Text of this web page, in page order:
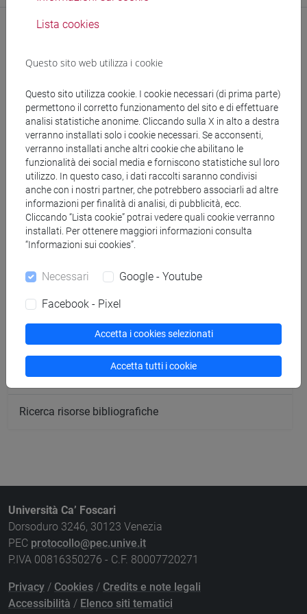
segui il feed
Cerca nel sito
Ricerca persone
Ricerca insegnamenti
Ricerca aule
Ricerca sedi
Ricerca strutture
Ricerca pubblicazioni
Ricerca risorse bibliografiche
Università Ca’ Foscari
Dorsoduro 3246, 30123 Venezia
PEC protocollo@pec.unive.it
P.IVA 00816350276 - C.F. 80007720271
Privacy / Cookies / Credits e note legali
Accessibilità / Elenco siti tematici
Lista cookies
Questo sito web utilizza i cookie
Questo sito utilizza cookie. I cookie necessari (di prima parte)
permettono il corretto funzionamento del sito e di effettuare
analisi statistiche anonime. Cliccando sulla X in alto a destra
verranno installati solo i cookie necessari. Se acconsenti,
verranno installati anche altri cookie che abilitano le
funzionalità dei social media e forniscono statistiche sul loro
utilizzo. In questo caso, i dati raccolti saranno condivisi
anche con i nostri partner, che potrebbero associarli ad altre
informazioni per finalità di analisi, di pubblicità, ecc.
Cliccando “Lista cookie” potrai vedere quali cookie verranno
installati. Per ottenere maggiori informazioni consulta
“Informazioni sui cookies”.
Necessari Google - Youtube
Facebook - Pixel
Accetta i cookies selezionati
Accetta tutti i cookie